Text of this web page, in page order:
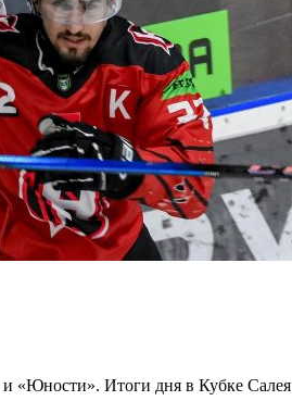
«Юности». Итоги дня в Кубке Салея